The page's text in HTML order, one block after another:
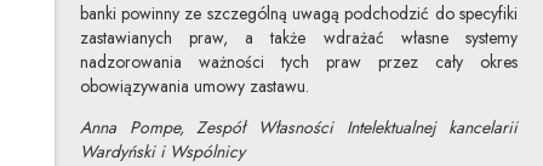
banki powinny ze szczególną uwagą podchodzić do specyfiki
zastawianych praw, a także wdrażać własne systemy
nadzorowania ważności tych praw przez cały okres
obowiązywania umowy zastawu.
Anna Pompe, Zespół Własności Intelektualnej kancelarii
Wardyński i Wspólnicy